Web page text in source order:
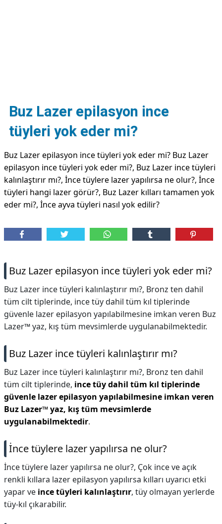
Buz Lazer epilasyon ince
tüyleri yok eder mi?
Buz Lazer epilasyon ince tüyleri yok eder mi? Buz Lazer
epilasyon ince tüyleri yok eder mi?, Buz Lazer ince tüyleri
kalınlaştırır mı?, İnce tüylere lazer yapılırsa ne olur?, İnce
tüyleri hangi lazer görür?, Buz Lazer kılları tamamen yok
eder mi?, İnce ayva tüyleri nasıl yok edilir?
Buz Lazer epilasyon ince tüyleri yok eder mi?
Buz Lazer ince tüyleri kalınlaştırır mı?, Bronz ten dahil
tüm cilt tiplerinde, ince tüy dahil tüm kıl tiplerinde
güvenle lazer epilasyon yapılabilmesine imkan veren Buz
Lazer™ yaz, kış tüm mevsimlerde uygulanabilmektedir.
Buz Lazer ince tüyleri kalınlaştırır mı?
Buz Lazer ince tüyleri kalınlaştırır mı?, Bronz ten dahil
tüm cilt tiplerinde, ince tüy dahil tüm kıl tiplerinde
güvenle lazer epilasyon yapılabilmesine imkan veren
Buz Lazer™ yaz, kış tüm mevsimlerde
uygulanabilmektedir.
İnce tüylere lazer yapılırsa ne olur?
İnce tüylere lazer yapılırsa ne olur?, Çok ince ve açık
renkli kıllara lazer epilasyon yapılırsa kılları uyarıcı etki
yapar ve ince tüyleri kalınlaştırır, tüy olmayan yerlerde
tüy-kıl çıkarabilir.